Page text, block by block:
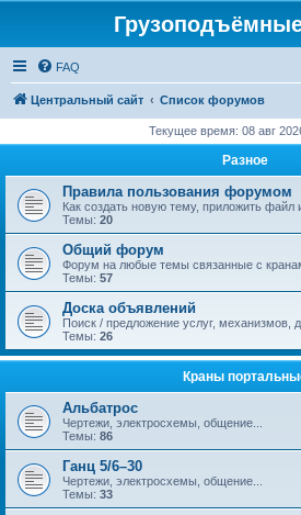
FAQ
Центральный сайт Список форумов
Текущее время: 08 авг
Разное
Правила пользования форумом
Как создать новую тему, приложить файл
Темы: 20
Общий форум
Форум на любые темы связанные с
Темы: 57
Доска объявлений
Поиск / предложение услуг, механизмов,
Темы: 26
Краны
Альбатрос
Чертежи, электросхемы, общение...
Темы: 86
Ганц 5/6–30
Чертежи, электросхемы, общение...
Темы: 33